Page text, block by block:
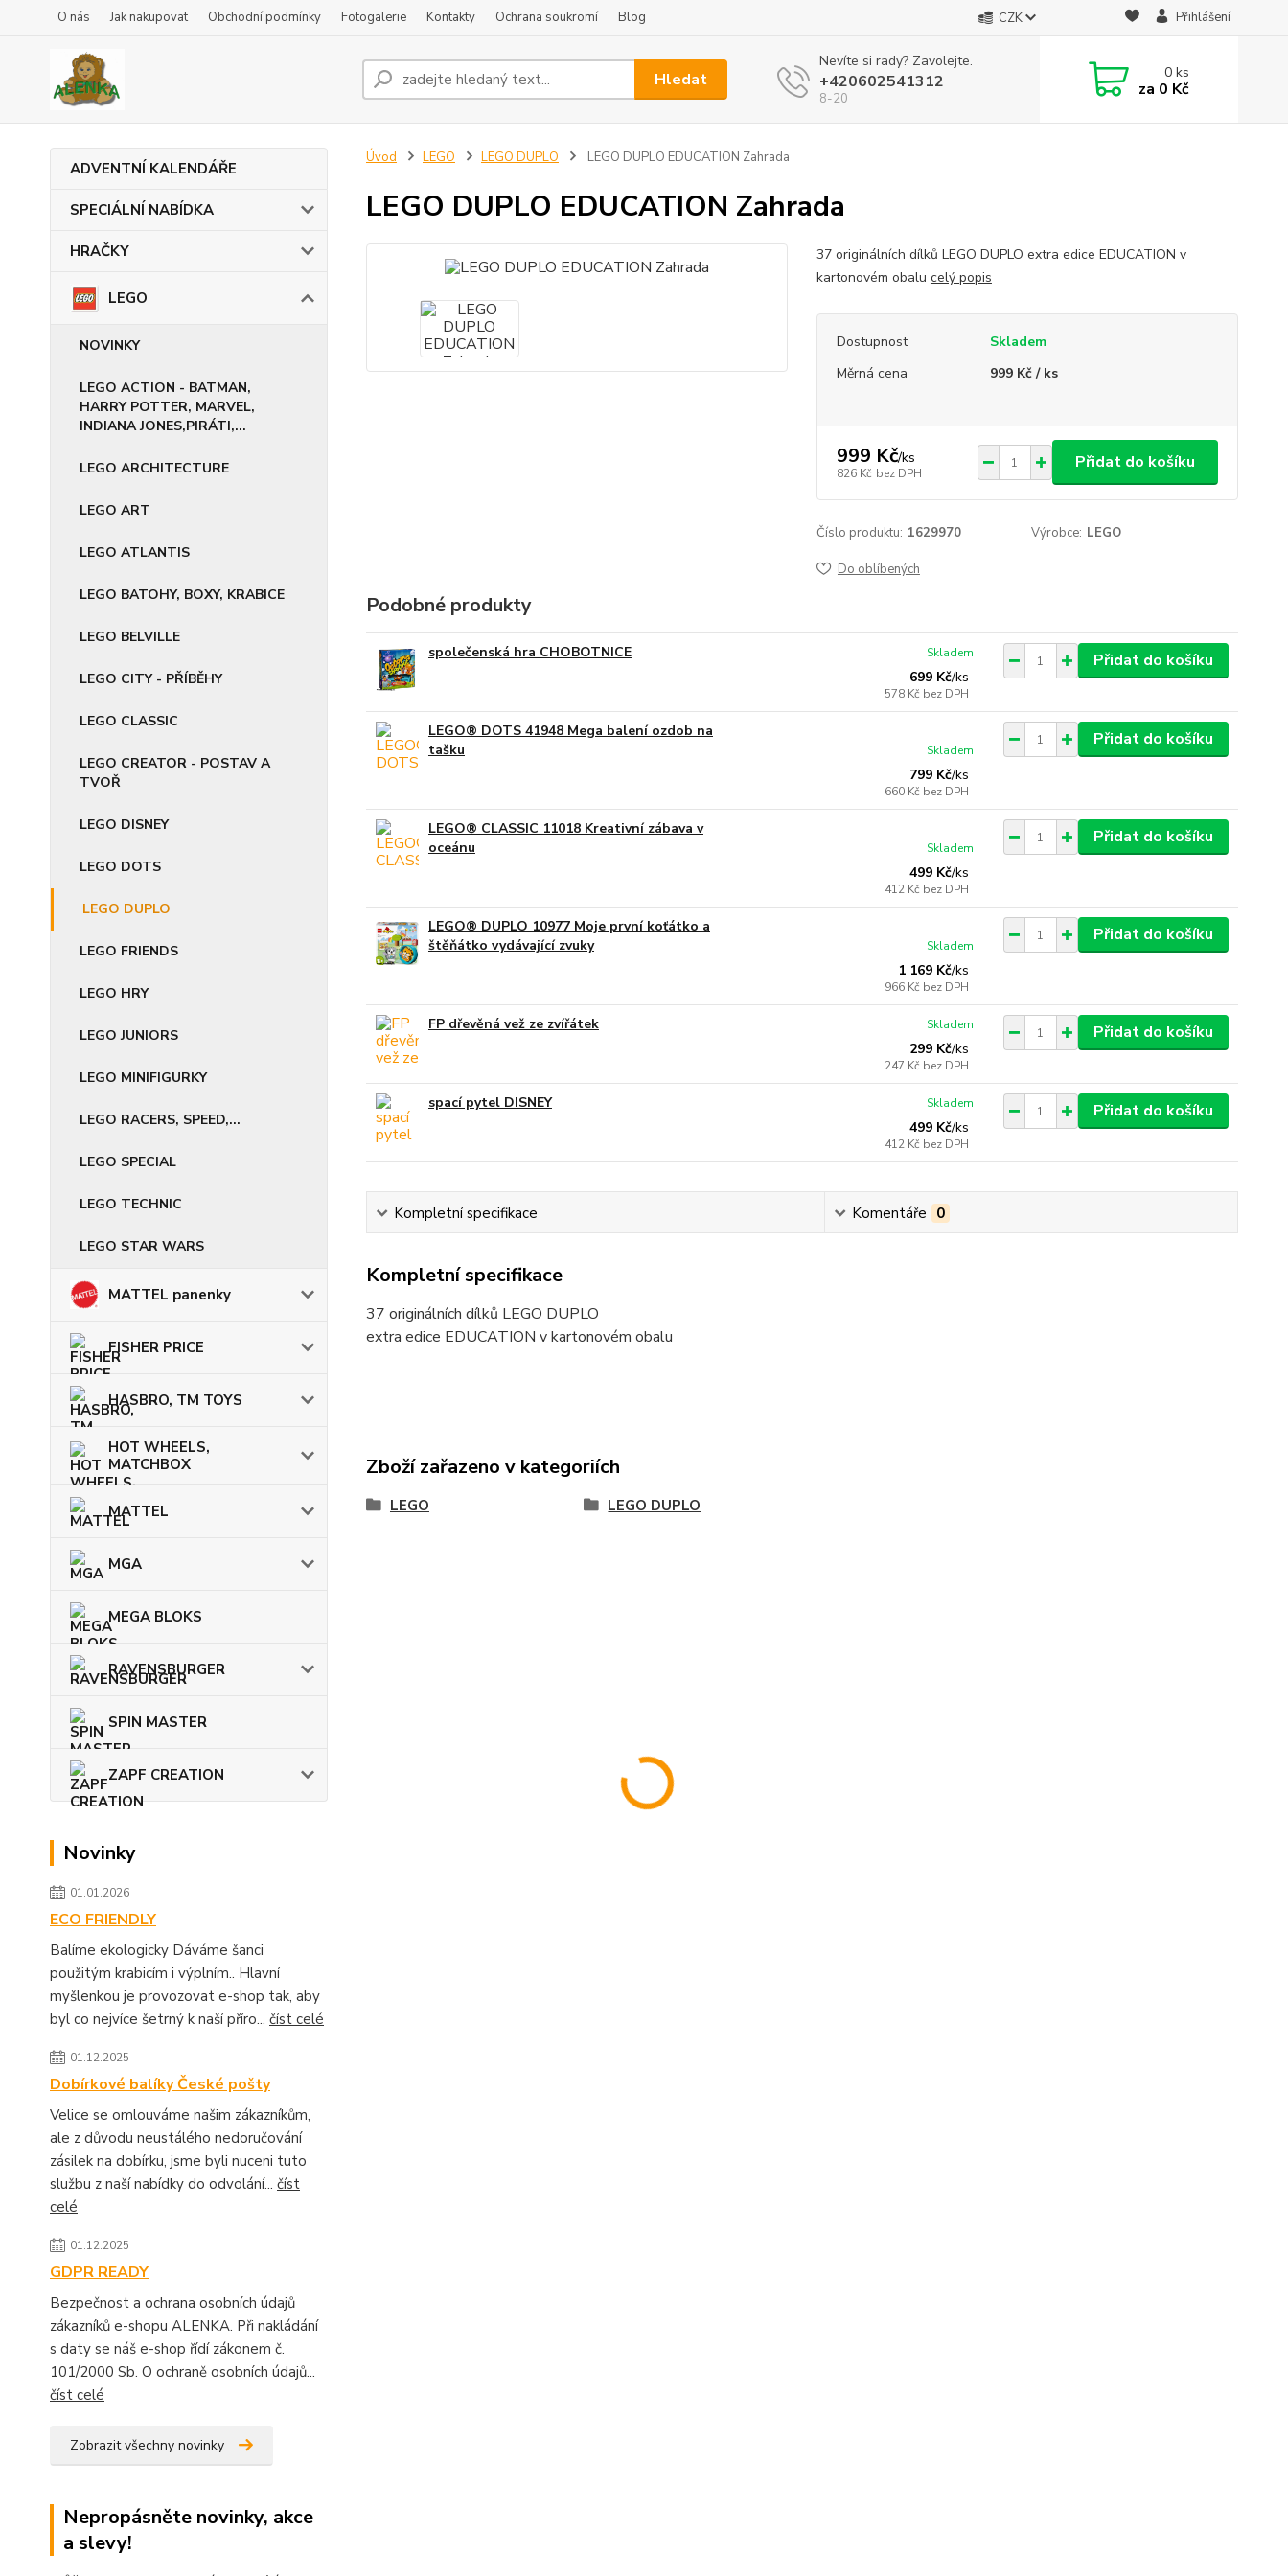
O nás Jak nakupovat Obchodní podmínky Fotogalerie Kontakty Ochrana soukromí Blog CZK Přihlášení
Hledat
Nevíte si rady? Zavolejte.
+420602541312
8-20
0ks
za 0 Kč
ADVENTNÍ KALENDÁŘE
SPECIÁLNÍ NABÍDKA
HRAČKY
LEGO
NOVINKY
LEGO ACTION - BATMAN,
HARRY POTTER, MARVEL,
INDIANA JONES,PIRÁTI,...
LEGO ARCHITECTURE
LEGO ART
LEGO ATLANTIS
LEGO BATOHY, BOXY, KRABICE
LEGO BELVILLE
LEGO CITY - PŘÍBĚHY
LEGO CLASSIC
LEGO CREATOR - POSTAV A
TVOŘ
LEGO DISNEY
LEGO DOTS
LEGO DUPLO
LEGO FRIENDS
LEGO HRY
LEGO JUNIORS
LEGO MINIFIGURKY
LEGO RACERS, SPEED,...
LEGO SPECIAL
LEGO TECHNIC
LEGO STAR WARS
MATTEL panenky
FISHER PRICE
HASBRO, TM TOYS
HOT WHEELS,
MATCHBOX
MATTEL
MGA
MEGA BLOKS
RAVENSBURGER
SPIN MASTER
ZAPF CREATION
Novinky
01.01.2026
ECO FRIENDLY
Balíme ekologicky Dáváme šanci
použitým krabicím i výplním.. Hlavní
myšlenkou je provozovat e-shop tak, aby
byl co nejvíce šetrný k naší příro... číst celé
01.12.2025
Dobírkové balíky České pošty
Velice se omlouváme našim zákazníkům,
ale z důvodu neustálého nedoručování
zásilek na dobírku, jsme byli nuceni tuto
službu z naší nabídky do odvolání... číst
celé
01.12.2025
GDPR READY
Bezpečnost a ochrana osobních údajů
zákazníků e-shopu ALENKA. Při nakládání
s daty se náš e-shop řídí zákonem č.
101/2000 Sb. O ochraně osobních údajů...
číst celé
Zobrazit všechny novinky
Nepropásněte novinky, akce
a slevy!
Úvod LEGO LEGO DUPLO LEGO DUPLO EDUCATION Zahrada
LEGO DUPLO EDUCATION Zahrada
37 originálních dílků LEGO DUPLO extra edice EDUCATION v
kartonovém obalu celý popis
Dostupnost
Skladem
Měrná cena
999 Kč / ks
999 Kč/ks
826 Kč bez DPH
Přidat do košíku
Číslo produktu: 1629970 Výrobce: LEGO
Do oblíbených
Podobné produkty
společenská hra CHOBOTNICE
699 Kč/ks
578 Kč bez DPH
Skladem Přidat do košíku
LEGO® DOTS 41948 Mega balení ozdob na
tašku
799 Kč/ks
660 Kč bez DPH
Skladem
Přidat do košíku
LEGO® CLASSIC 11018 Kreativní zábava v
oceánu
499 Kč/ks
412 Kč bez DPH
Skladem
Přidat do košíku
LEGO® DUPLO 10977 Moje první koťátko a
štěňátko vydávající zvuky
1 169 Kč/ks
966 Kč bez DPH
Skladem
Přidat do košíku
FP dřevěná vež ze zvířátek
299 Kč/ks
247 Kč bez DPH
Skladem Přidat do košíku
spací pytel DISNEY
499 Kč/ks
412 Kč bez DPH
Skladem Přidat do košíku
Kompletní specifikace Komentáře 0
Kompletní specifikace
37 originálních dílků LEGO DUPLO
extra edice EDUCATION v kartonovém obalu
Zboží zařazeno v kategoriích
LEGO LEGO DUPLO